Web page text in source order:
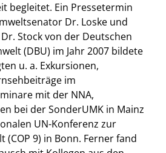
begleitet. Ein Pressetermin
Dr. Loske und
Stock von der Deutschen
(DBU) im Jahr 2007 bildete
u. a. Exkursionen,
im
mit der NNA,
bei der SonderUMK in Mainz
UN-Konferenz zur
(COP 9) in Bonn. Ferner fand